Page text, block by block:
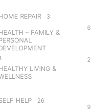
REPAIR 3
– FAMILY &
LIVING &
HELP 26
6
2
9